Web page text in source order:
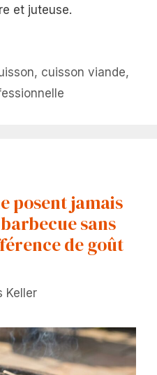
et juteuse.
, cuisson viande,
posent jamais
sans
de goût
Keller